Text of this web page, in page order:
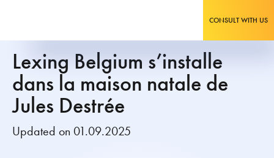
CONSULT WITH US
Lexing Belgium s’installe
dans la maison natale de
Jules Destrée
Updated on 01.09.2025